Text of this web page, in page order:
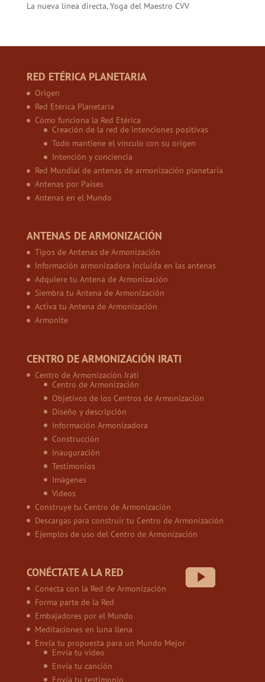
La nueva línea directa, Yoga del Maestro CVV
RED ETÉRICA PLANETARIA
Origen
Red Etérica Planetaria
Cómo funciona la Red Etérica
Creación de la red de intenciones positivas
Todo mantiene el vínculo con su origen
Intención y conciencia
Red Mundial de antenas de armonización planetaria
Antenas por Países
Antenas en el Mundo
ANTENAS DE ARMONIZACIÓN
Tipos de Antenas de Armonización
Información armonizadora incluida en las antenas
Adquiere tu Antena de Armonización
Siembra tu Antena de Armonización
Activa tu Antena de Armonización
Armonite
CENTRO DE ARMONIZACIÓN IRATI
Centro de Armonización Irati
Centro de Armonización
Objetivos de los Centros de Armonización
Diseño y descripción
Información Armonizadora
Construcción
Inauguración
Testimonios
Imágenes
Vídeos
Construye tu Centro de Armonización
Descargas para construir tu Centro de Armonización
Ejemplos de uso del Centro de Armonización
CONÉCTATE A LA RED
Conecta con la Red de Armonización
Forma parte de la Red
Embajadores por el Mundo
Meditaciones en luna llena
Envía tu propuesta para un Mundo Mejor
Envía tu vídeo
Envía tu canción
Envía tu testimonio